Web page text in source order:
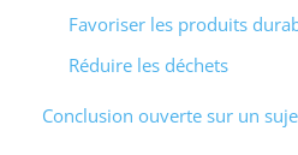
Favoriser les produits
Réduire les déchets
Conclusion ouverte sur un